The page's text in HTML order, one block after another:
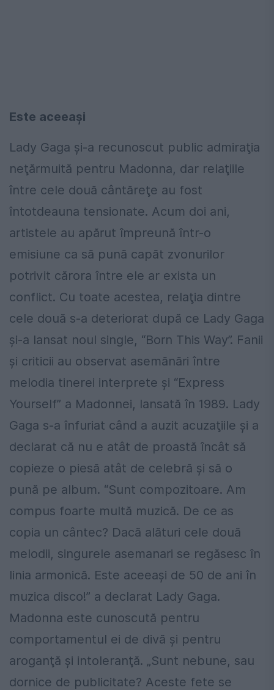
Este aceeaşi
Lady Gaga şi-a recunoscut public admiraţia
neţărmuită pentru Madonna, dar relaţiile
între cele două cântăreţe au fost
întotdeauna tensionate. Acum doi ani,
artistele au apărut împreună într-o
emisiune ca să pună capăt zvonurilor
potrivit cărora între ele ar exista un
conflict. Cu toate acestea, relaţia dintre
cele două s-a deteriorat după ce Lady Gaga
şi-a lansat noul single, “Born This Way”. Fanii
şi criticii au observat asemănări între
melodia tinerei interprete şi “Express
Yourself” a Madonnei, lansată în 1989. Lady
Gaga s-a înfuriat când a auzit acuzaţiile şi a
declarat că nu e atât de proastă încât să
copieze o piesă atât de celebră şi să o
pună pe album. “Sunt compozitoare. Am
compus foarte multă muzică. De ce as
copia un cântec? Dacă alături cele două
melodii, singurele asemanari se regăsesc în
linia armonică. Este aceeaşi de 50 de ani în
muzica disco!” a declarat Lady Gaga.
Madonna este cunoscută pentru
comportamentul ei de divă şi pentru
aroganţă şi intoleranţă. „Sunt nebune, sau
dornice de publicitate? Aceste fete se